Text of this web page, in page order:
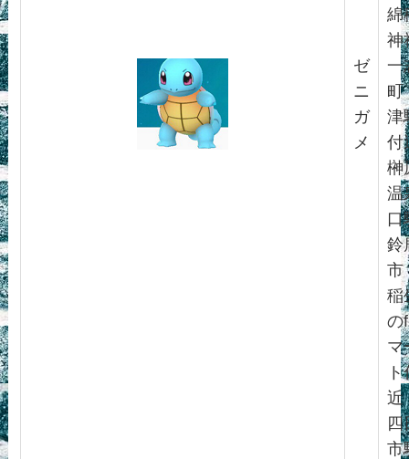
ゼ
ニ
ガ
メ
綿
神
一
町
津
付
榊
温
口
鈴
市
稲
の
マ
近
四
市